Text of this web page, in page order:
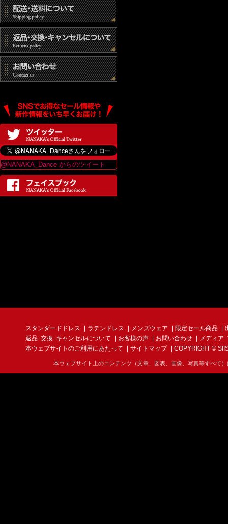
@NANAKA_Dance からのツイート
スタンダードドレス ラテンドレス メンズウェア 限定セール商品
返品･交換･キャンセルについて
お客様の声 お問い合わせ
メディア
本ウェブサイトのご利用にあたって
サイトマップ COPYRIGHT ©
本ウェブサイト上のコンテンツ（文章、図表、画像、写真等すべて